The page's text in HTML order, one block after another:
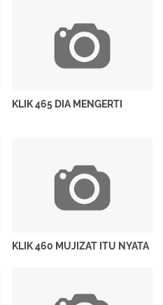
KLIK 465 DIA MENGERTI
KLIK 460 MUJIZAT ITU NYATA